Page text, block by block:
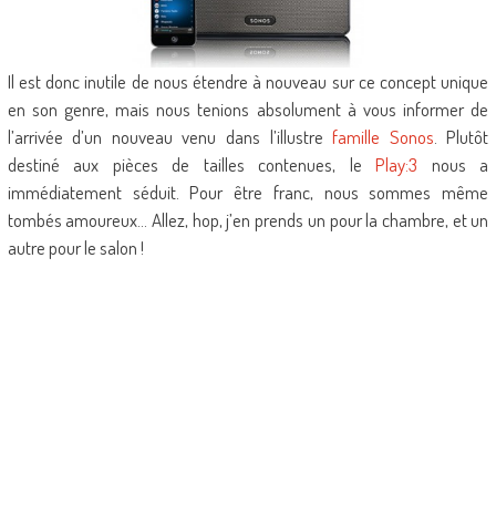
Il est donc inutile de nous étendre à nouveau sur ce concept unique
en son genre, mais nous tenions absolument à vous informer de
l’arrivée d’un nouveau venu dans l’illustrefamille Sonos. Plutôt
destiné aux pièces de tailles contenues, lePlay:3 nous a
immédiatement séduit. Pour être franc, nous sommes même
tombés amoureux… Allez, hop, j’en prends un pour la chambre, et un
autre pour le salon !